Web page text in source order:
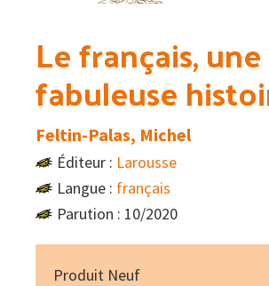
Le français,
fabuleuse
Feltin-Palas, Michel
Éditeur : Larousse
Langue : français
Parution : 10/2020
Produit Neuf